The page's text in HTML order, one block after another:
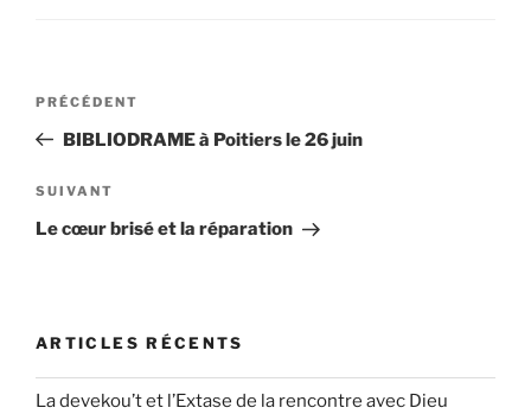
Navigation
l’article
Article
précédent
PRÉCÉDENT
BIBLIODRAME à Poitiers le 26 juin
Article
suivant
SUIVANT
Le cœur brisé et la réparation
ARTICLES RÉCENTS
La devekou’t et l’Extase de la rencontre avec Dieu